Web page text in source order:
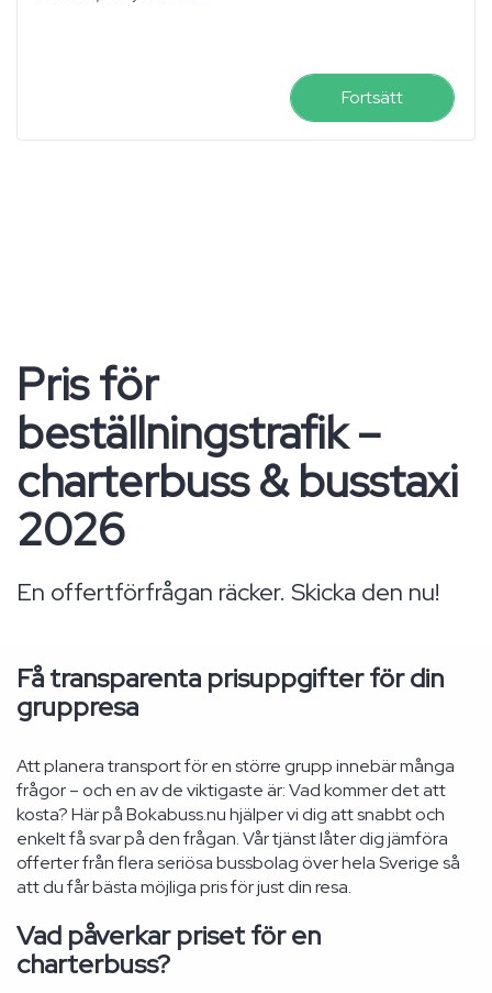
Fortsätt
Pris för
beställningstrafik –
charterbuss & busstaxi
2026
En offertförfrågan räcker. Skicka den nu!
Få transparenta prisuppgifter för din
gruppresa
Att planera transport för en större grupp innebär många
frågor – och en av de viktigaste är: Vad kommer det att
kosta? Här på Bokabuss.nu hjälper vi dig att snabbt och
enkelt få svar på den frågan. Vår tjänst låter dig jämföra
offerter från flera seriösa bussbolag över hela Sverige så
att du får bästa möjliga pris för just din resa.
Vad påverkar priset för en
charterbuss?